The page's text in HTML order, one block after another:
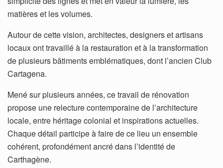
matières et les volumes.
Autour de cette vision, architectes, designers et artisans
locaux ont travaillé à la restauration et à la transformation
de plusieurs bâtiments emblématiques, dont l’ancien Club
Cartagena.
Mené sur plusieurs années, ce travail de rénovation
propose une relecture contemporaine de l’architecture
locale, entre héritage colonial et inspirations actuelles.
Chaque détail participe à faire de ce lieu un ensemble
cohérent, profondément ancré dans l’identité de
Carthagène.